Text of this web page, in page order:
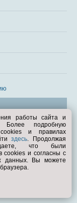
работы сайта и
Более подробную
и правилах
здесь. Продолжая
что были
cookies и согласны с
данных. Вы можете